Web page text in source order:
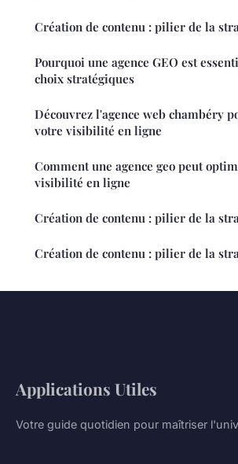
Création de contenu : pilier de la
Pourquoi une agence GEO est
choix stratégiques
Découvrez l'agence web chambéry
votre visibilité en ligne
Comment une agence geo peut
visibilité en ligne
Création de contenu : pilier de la
Création de contenu : pilier de la
Applications Utiles
Votre guide quotidien pour maîtriser